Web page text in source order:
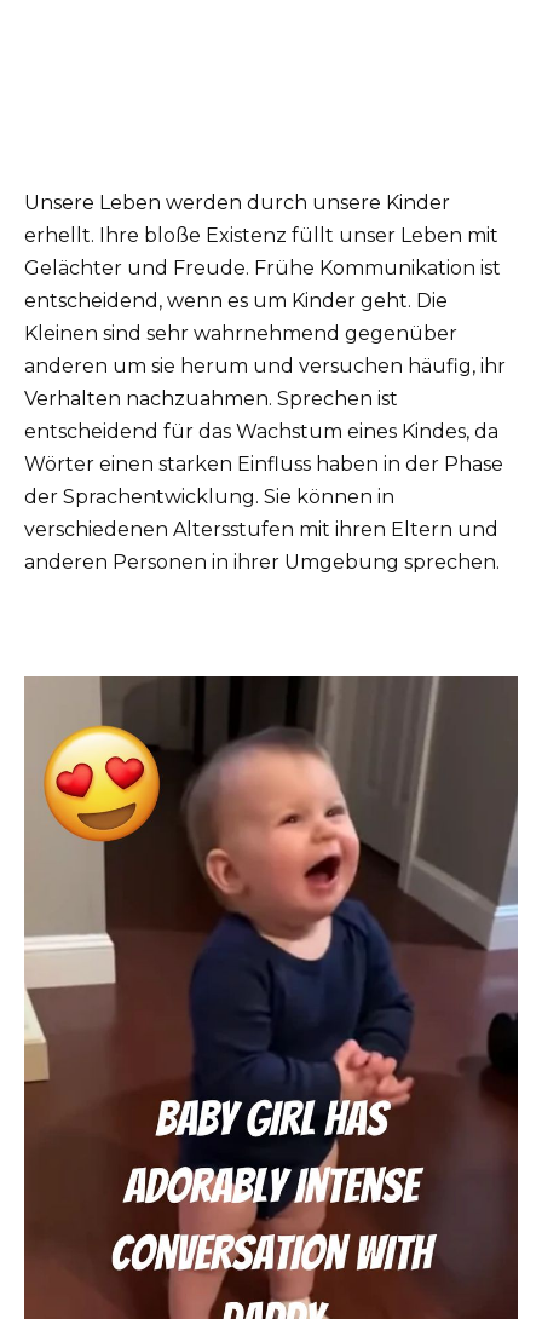
Unsere Leben werden durch unsere Kinder
erhellt. Ihre bloße Existenz füllt unser Leben mit
Gelächter und Freude. Frühe Kommunikation ist
entscheidend, wenn es um Kinder geht. Die
Kleinen sind sehr wahrnehmend gegenüber
anderen um sie herum und versuchen häufig, ihr
Verhalten nachzuahmen. Sprechen ist
entscheidend für das Wachstum eines Kindes, da
Wörter einen starken Einfluss haben in der Phase
der Sprachentwicklung. Sie können in
verschiedenen Altersstufen mit ihren Eltern und
anderen Personen in ihrer Umgebung sprechen.